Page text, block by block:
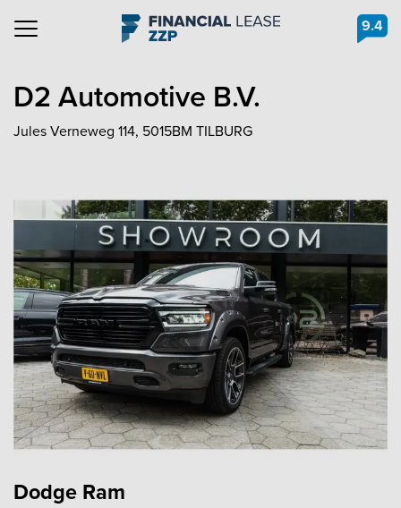
Navigation 9.4
D2 Automotive B.V.
Jules Verneweg 114, 5015BM TILBURG
Dodge Ram